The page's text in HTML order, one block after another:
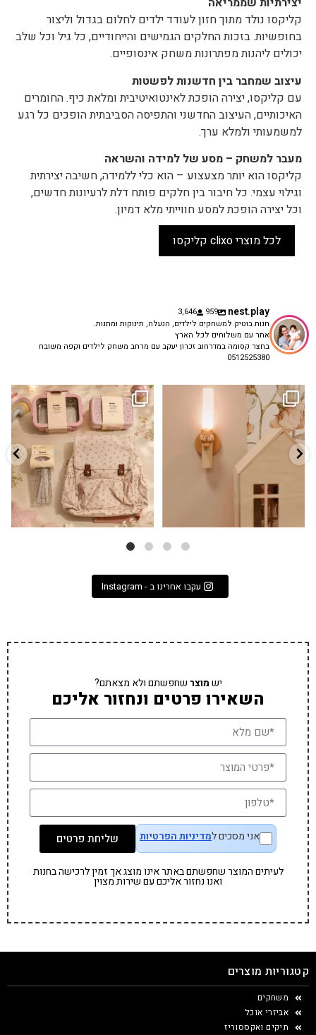
קליקסו נולד מתוך חזון לעודד ילדים לחלום בגדול וליצור
בחופשיות. בזכות החלקים הגמישים והייחודיים, כל גיל וכל שלב
יכולים ליהנות מפתרונות משחק אינסופיים.
עיצוב שמחבר בין חדשנות לפשטות
עם קליקסו, יצירה הופכת לאינטואיטיבית ומלאת כיף. החומרים
האיכותיים, העיצוב החדשני והתפיסה הסביבתית הופכים כל רגע
למשמעותי ולמלא ערך.
מעבר למשחק – מסע של למידה והשראה
קליקסו הוא יותר מצעצוע – הוא כלי ללמידה, חשיבה יצירתית
וגילוי עצמי. כל חיבור בין חלקים פותח דלת לרעיונות חדשים,
וכל יצירה הופכת למסע חווייתי מלא דמיון.
לכל מוצרי clixo קליקסו
nest.play
959
3,646
חנות בוטיק למשחקים לילדים, הנעלה, תינוקות ומתנות.
אתר עם משלוחים לכל הארץ
בחצר קסומה במדרחוב זכרון יעקב עם מרחב משחק לילדים וקפה משובח
0512525380
✨ חוזרים למסגרת בסטייל! ✨
הקולקציה החדשה...
9 4
גם פריט עיצובי לחדר, גם מנורת לילה
...
0
עקבו אחרינו ב - Instagram
ישמוצרשחפשתם ולא מצאתם?
השאירו פרטים ונחזור אליכם
אני מסכים למדיניות הפרטיות שליחת פרטים
לעיתים המוצר שחפשתם באתר אינו מוצג אך זמין לרכישה בחנות
ואנו נחזור אליכם עם שירות מצוין
קטגוריות מוצרים
משחקים
אביזרי אוכל
תיקים ואקססוריז